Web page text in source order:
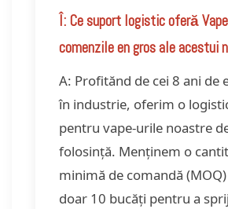
Î: Ce suport logistic oferă
comenzile en gros ale acestui
A: Profitănd de cei 8 ani de
în industrie, oferim o
pentru vape-urile noastre
folosință. Menținem o
minimă de comandă
doar 10 bucăți pentru a